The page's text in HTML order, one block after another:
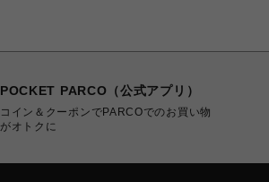
POCKET PARCO（公式アプリ）
コイン＆クーポンでPARCOでのお買い物
がオトクに